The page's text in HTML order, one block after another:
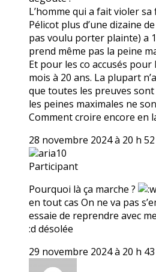
L’homme qui a fait violer
Pélicot plus d’une dizaine
pas voulu porter plainte) a
prend même pas la peine
Et pour les co accusés pour
mois à 20 ans. La plupart
que toutes les preuves
les peines maximales ne
Comment croire encore en
28 novembre 2024 à 20 h
aria10
Participant
Pourquoi là ça marche ?
en tout cas On ne va pas
essaie de reprendre avec
:d désolée
29 novembre 2024 à 20 h